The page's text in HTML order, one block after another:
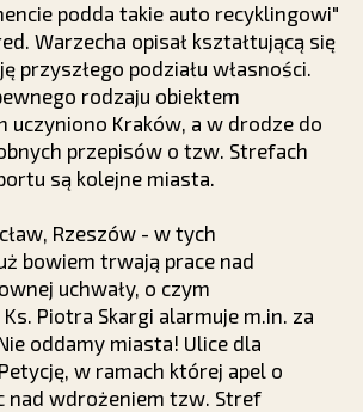
podda takie auto recyklingowi"
Warzecha opisał kształtującą się
przyszłego podziału własności.
rodzaju obiektem
uczyniono Kraków, a w drodze do
przepisów o tzw. Strefach
są kolejne miasta.
Rzeszów - w tych
bowiem trwają prace nad
uchwały, o czym
Piotra Skargi alarmuje m.in. za
oddamy miasta! Ulice dla
w ramach której apel o
nad wdrożeniem tzw. Stref